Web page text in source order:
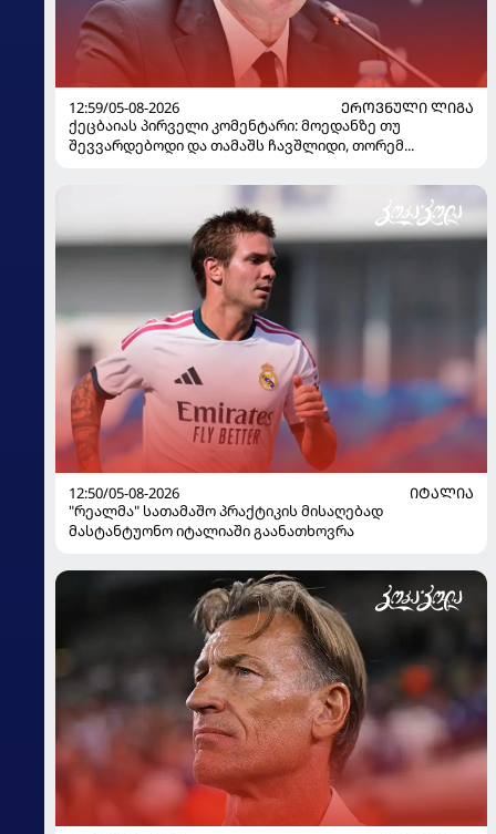
12:59/05-08-2026
ᲔᲠᲝᲕᲜᲣᲚᲘ ᲚᲘᲒᲐ
ქეცბაიას პირველი კომენტარი: მოედანზე თუ
შევვარდებოდი და თამაშს ჩავშლიდი, თორემ...
12:50/05-08-2026
ᲘᲢᲐᲚᲘᲐ
"რეალმა" სათამაშო პრაქტიკის მისაღებად
მასტანტუონო იტალიაში გაანათხოვრა